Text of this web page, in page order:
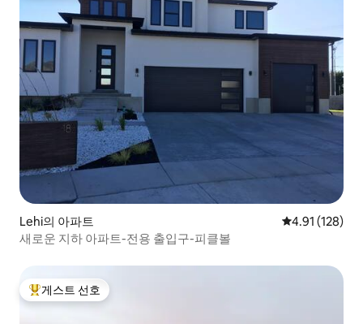
Lehi의 아파트 평점 4.91점(5
4.91 (128)
새로운 지하 아파트-전용 출입구-피클볼
상위 게스트 선호
게스트 선호